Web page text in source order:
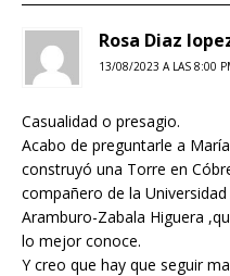
Rosa Diaz
13/08/2023 A LAS 8:00
Casualidad o presagio.
Acabo de preguntarle a
construyó una Torre en
compañero de la
Aramburo-Zabala Higuera
lo mejor conoce.
Y creo que hay que seguir